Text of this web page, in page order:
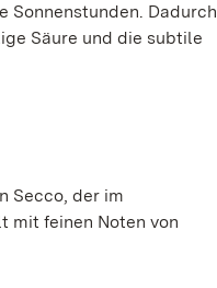
Sonnenstunden. Dadurch
Säure und die subtile
Secco, der im
mit feinen Noten von